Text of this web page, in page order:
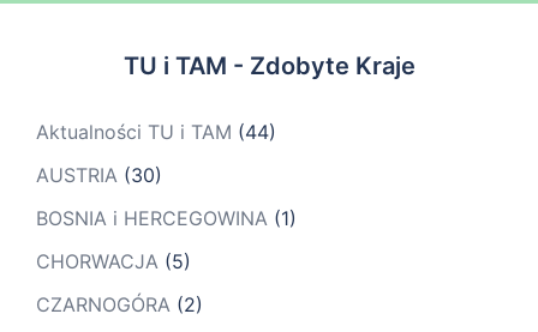
TU i TAM - Zdobyte Kraje
Aktualności TU i TAM (44)
AUSTRIA (30)
BOSNIA i HERCEGOWINA (1)
CHORWACJA (5)
CZARNOGÓRA (2)